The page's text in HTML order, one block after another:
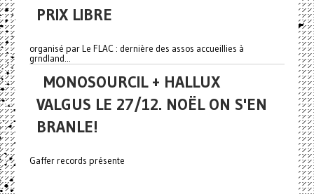
PRIX LIBRE
organisé par Le FLAC : dernière des assos accueillies à
grndland...
MONOSOURCIL + HALLUX
VALGUS LE 27/12. NOËL ON S'EN
BRANLE!
Gaffer records présente